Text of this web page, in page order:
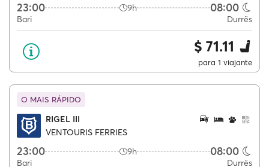
23:00 9h 08:00
Bari Durrës
$ 71.11
para 1 viajante
O MAIS RÁPIDO
RIGEL III
VENTOURIS FERRIES
23:00 9h 08:00
Bari Durrës